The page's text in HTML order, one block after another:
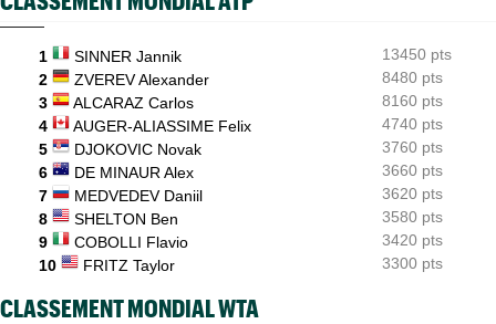
ATP - Montréal
16:22
ATP - Montréal
Daniil Medvedev après son échec : "Un véritable désastre"
1 SINNER Jannik
13450 pts
2
ZVEREV Alexander
8480 pts
3
ALCARAZ Carlos
8160 pts
4
AUGER-ALIASSIME Felix
4740 pts
5
DJOKOVIC Novak
3760 pts
6
DE MINAUR Alex
3660 pts
7
MEDVEDEV Daniil
3620 pts
8
SHELTON Ben
3580 pts
9
COBOLLI Flavio
3420 pts
10
FRITZ Taylor 3300 pts
CLASSEMENT MONDIAL WTA